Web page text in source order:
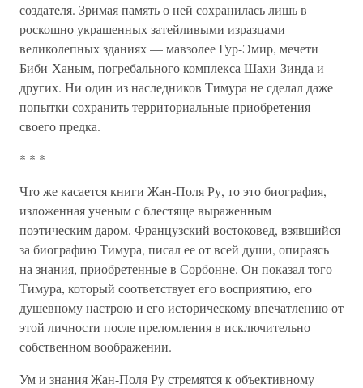
создателя. Зримая память о ней сохранилась лишь в
роскошно украшенных затейливыми изразцами
великолепных зданиях — мавзолее Гур-Эмир, мечети
Биби-Ханым, погребального комплекса Шахи-Зинда и
других. Ни один из наследников Тимура не сделал даже
попытки сохранить территориальные приобретения
своего предка.
* * *
Что же касается книги Жан-Поля Ру, то это биография,
изложенная ученым с блестяще выраженным
поэтическим даром. Французский востоковед, взявшийся
за биографию Тимура, писал ее от всей души, опираясь
на знания, приобретенные в Сорбонне. Он показал того
Тимура, который соответствует его восприятию, его
душевному настрою и его историческому впечатлению от
этой личности после преломления в исключительно
собственном воображении.
Ум и знания Жан-Поля Ру стремятся к объективному